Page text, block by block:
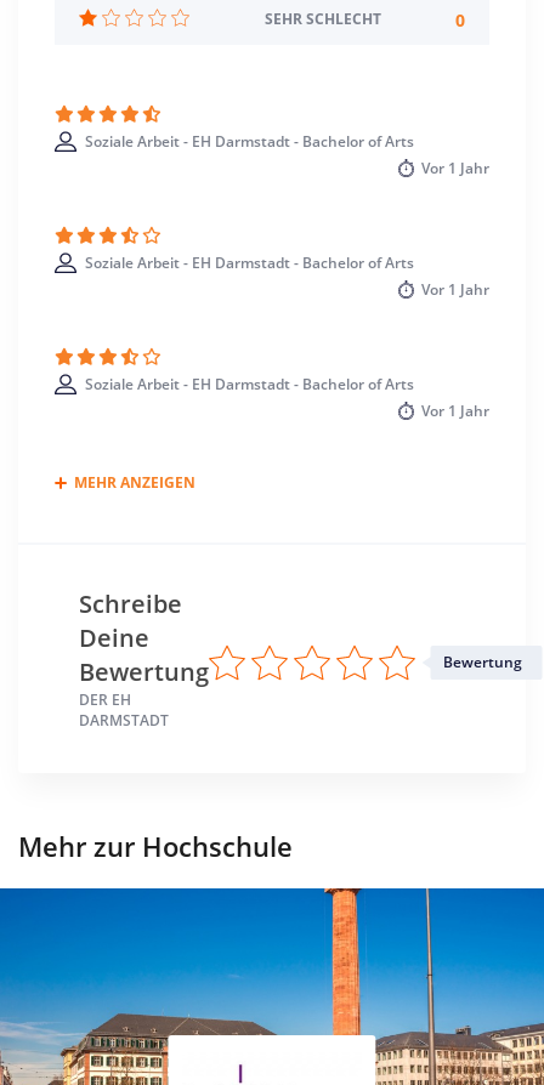
Standort
Darmstadt >> Darmstadt, Wissenschaftsstadt
SEHR SCHLECHT 0
Soziale Arbeit - EH Darmstadt - Bachelor of Arts
Vor 1 Jahr
Soziale Arbeit - EH Darmstadt - Bachelor of Arts
Vor 1 Jahr
Soziale Arbeit - EH Darmstadt - Bachelor of Arts
Vor 1 Jahr
MEHR ANZEIGEN
Schreibe
Deine
Bewertung
DER EH
DARMSTADT
Bewertung
Mehr zur Hochschule